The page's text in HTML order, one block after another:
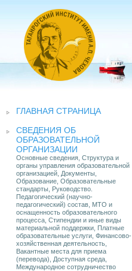
ГЛАВНАЯ СТРАНИЦА
СВЕДЕНИЯ ОБ
ОБРАЗОВАТЕЛЬНОЙ
ОРГАНИЗАЦИИ
Основные сведения, Структура и
органы управления образовательной
организацией, Документы,
Образование, Образовательные
стандарты, Руководство.
Педагогический (научно-
педагогический) состав, МТО и
оснащенность образовательного
процесса, Стипендии и иные виды
материальной поддержки, Платные
образовательные услуги, Финансово-
хозяйственная деятельность,
Вакантные места для приема
(перевода), Доступная среда,
Международное сотрудничество